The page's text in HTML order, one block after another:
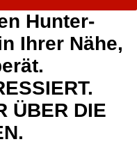
Hunter-
Ihrer Nähe,
ÜBER DIE